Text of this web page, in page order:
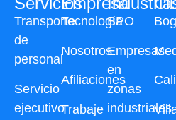
Transporte
de
personal
Servicio
ejecutivo
BPO
Empresas
en
zonas
industriales
Cali
Tecnología
Nosotros
Afiliaciones
Trabaje